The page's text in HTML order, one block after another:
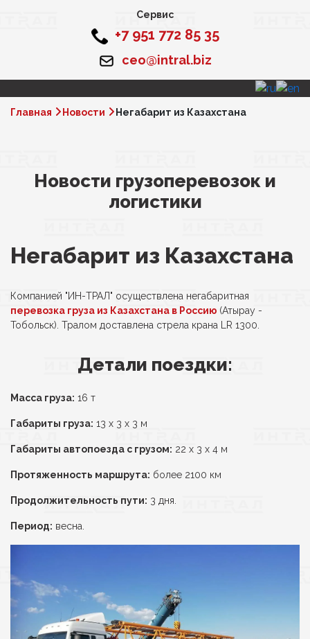
Сервис
+7 951 772 85 35
ceo@intral.biz
Главная Новости Негабарит из Казахстана
Новости грузоперевозок и
логистики
Негабарит из Казахстана
Компанией "ИН-ТРАЛ" осуществлена негабаритная
перевозка груза из Казахстана в Россию (Атырау -
Тобольск). Тралом доставлена стрела крана LR 1300.
Детали поездки:
Масса груза: 16 т
Габариты груза: 13 х 3 х 3 м
Габариты автопоезда с грузом: 22 х 3 х 4 м
Протяженность маршрута: более 2100 км
Продолжительность пути: 3 дня.
Период: весна.